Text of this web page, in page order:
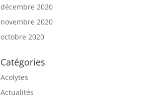
décembre 2020
novembre 2020
octobre 2020
Catégories
Acolytes
Actualités